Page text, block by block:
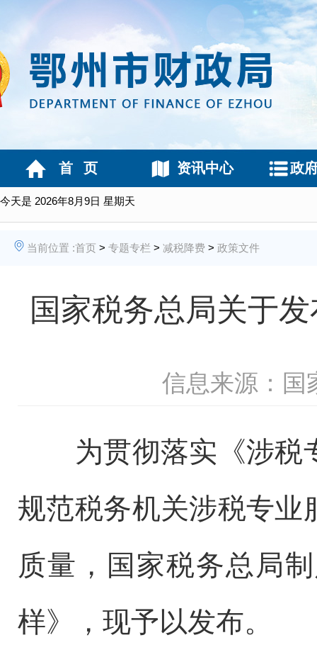
今天是 2026年8月9日 星期天
首 页 资讯中心 政
当前位置 :首页 > 专题专栏 > 减税降费 > 政策文件
国家税务总局关于
信息来源：国
为贯彻落实《涉税
规范税务机关涉税专业
质量，国家税务总局
样》，现予以发布。